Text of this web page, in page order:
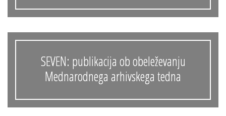
SEVEN: publikacija ob obeleževanju
Mednarodnega arhivskega tedna